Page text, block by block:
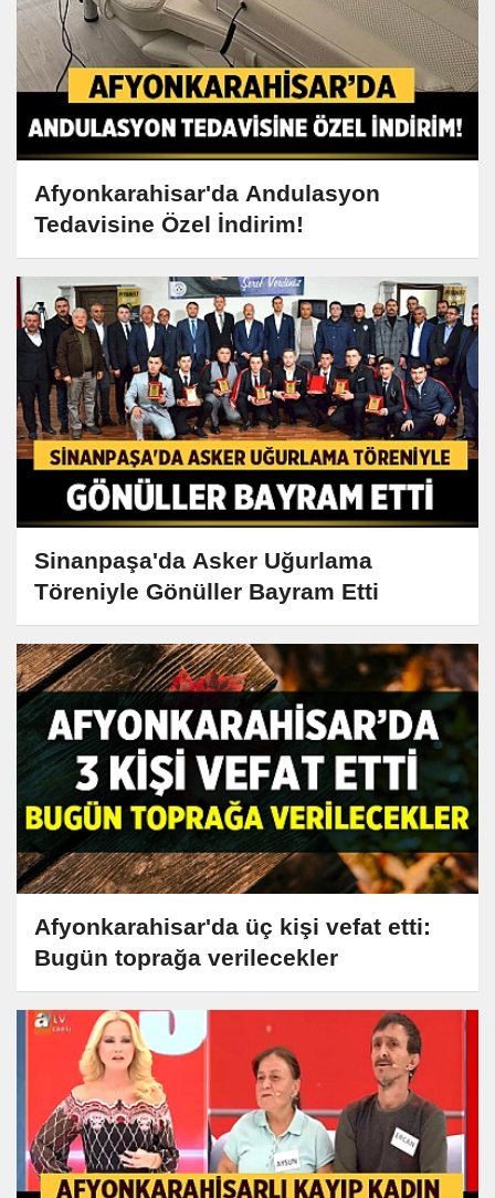
Afyonkarahisar'da Andulasyon
Tedavisine Özel İndirim!
Sinanpaşa'da Asker Uğurlama
Töreniyle Gönüller Bayram Etti
Afyonkarahisar'da üç kişi vefat etti:
Bugün toprağa verilecekler